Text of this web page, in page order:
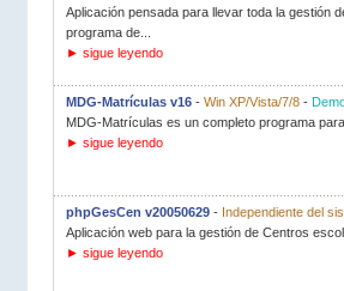
Aplicación pensada para llevar toda la gestión
programa de...
► sigue leyendo
MDG-Matrículas v16- Win XP/Vista/7/8-
MDG-Matrículas es un completo programa
► sigue leyendo
phpGesCen v20050629- Independiente del
Aplicación web para la gestión de Centros
► sigue leyendo